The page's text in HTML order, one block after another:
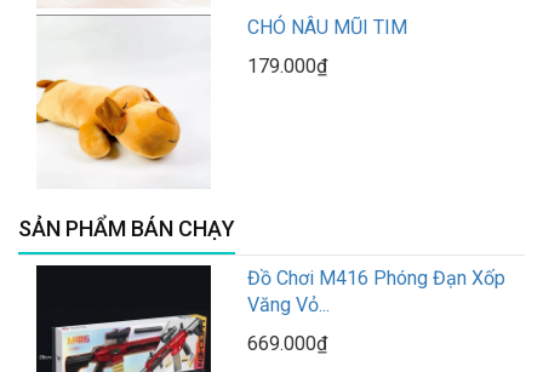
CHÓ NÂU MŨI TIM
179.000₫
SẢN PHẨM BÁN CHẠY
Đồ Chơi M416 Phóng Đạn Xốp
Văng Vỏ...
669.000₫